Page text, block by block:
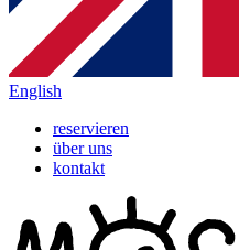
English
reservieren
über uns
kontakt